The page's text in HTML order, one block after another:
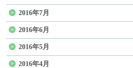
2016年7月
2016年6月
2016年5月
2016年4月